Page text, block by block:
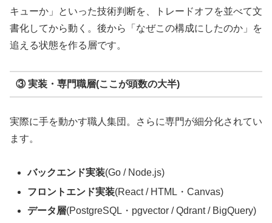
キューか」といった技術判断を、トレードオフを並べて文
書化してから動く。後から「なぜこの構成にしたのか」を
追える状態を作る層です。
③ 実装・専門職層(ここが頭数の大半)
実際に手を動かす職人集団。さらに専門が細分化されてい
ます。
バックエンド実装(Go / Node.js)
フロントエンド実装(React / HTML・Canvas)
データ層(PostgreSQL・pgvector / Qdrant / BigQuery)